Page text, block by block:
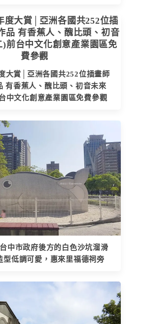
大賞│亞洲各國共252位插畫師
有香蕉人、醜比頭、初音未來
中文化創意產業園區免費參觀
中市政府後方的白色沙坑溜滑
型低調可愛，惠來里福德祠旁